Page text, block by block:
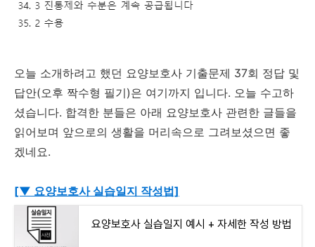
오늘 소개하려고 했던 요양보호사 기출문제 37회 정답 및
답안(오후 짝수형 필기)은 여기까지 입니다. 오늘 수고하
셨습니다. 합격한 분들은 아래 요양보호사 관련한 글들을
읽어보며 앞으로의 생활을 머리속으로 그려보셨으면 좋
겠네요.
[▼ 요양보호사 실습일지 작성법]
요양보호사 실습일지 예시 + 자세한 작성 방법